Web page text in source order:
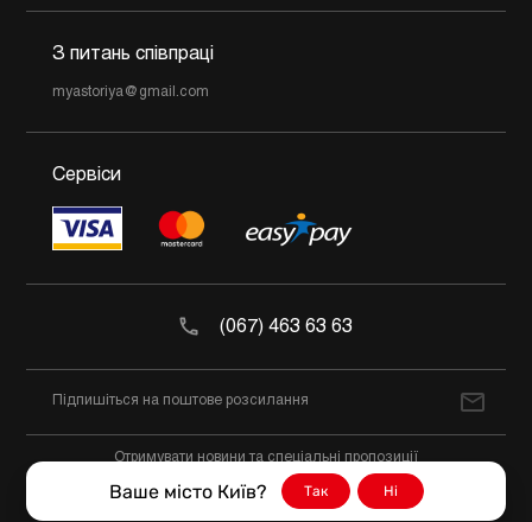
З питань співпраці
myastoriya@gmail.com
Сервіси
(067) 463 63 63
Отримувати новини та спеціальні пропозиції
@2026 М'ясторія Всі права захищено
Ваше місто Київ? Так Ні